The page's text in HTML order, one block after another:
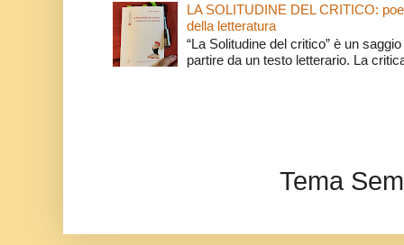
LA SOLITUDINE DEL CRITICO:
della letteratura
“La Solitudine del critico” è un
partire da un testo letterario. La
Tema